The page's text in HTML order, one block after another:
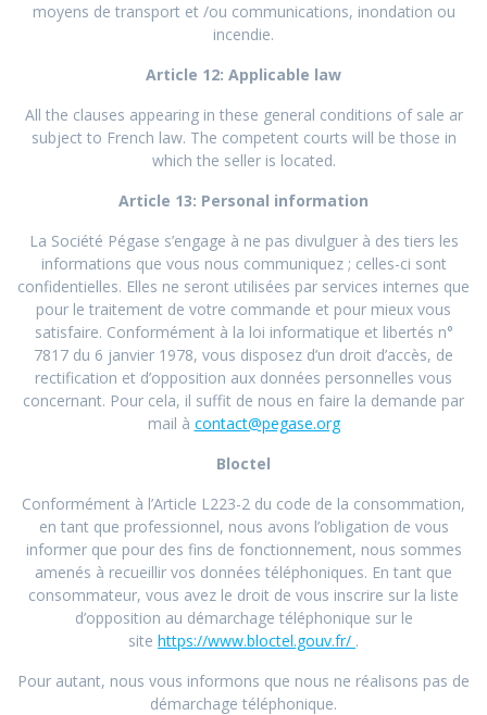
moyens de transport et /ou communications, inondation ou
incendie.
Article 12: Applicable law
All the clauses appearing in these general conditions of sale ar
subject to French law. The competent courts will be those in
which the seller is located.
Article 13: Personal information
La Société Pégase s’engage à ne pas divulguer à des tiers les
informations que vous nous communiquez ; celles-ci sont
confidentielles. Elles ne seront utilisées par services internes que
pour le traitement de votre commande et pour mieux vous
satisfaire. Conformément à la loi informatique et libertés n°
7817 du 6 janvier 1978, vous disposez d’un droit d’accès, de
rectification et d’opposition aux données personnelles vous
concernant. Pour cela, il suffit de nous en faire la demande par
mail à contact@pegase.org
Bloctel
Conformément à l’Article L223-2 du code de la consommation,
en tant que professionnel, nous avons l’obligation de vous
informer que pour des fins de fonctionnement, nous sommes
amenés à recueillir vos données téléphoniques. En tant que
consommateur, vous avez le droit de vous inscrire sur la liste
d’opposition au démarchage téléphonique sur le
site https://www.bloctel.gouv.fr/ .
Pour autant, nous vous informons que nous ne réalisons pas de
démarchage téléphonique.